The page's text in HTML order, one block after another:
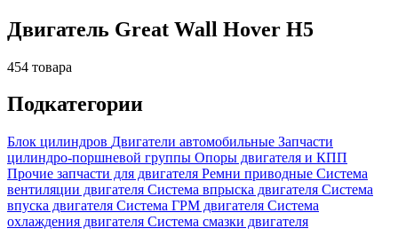
Двигатель Great Wall Hover H5
454 товара
Подкатегории
Блок цилиндров Двигатели автомобильные Запчасти
цилиндро-поршневой группы Опоры двигателя и КПП
Прочие запчасти для двигателя Ремни приводные Система
вентиляции двигателя Система впрыска двигателя Система
впуска двигателя Система ГРМ двигателя Система
охлаждения двигателя Система смазки двигателя